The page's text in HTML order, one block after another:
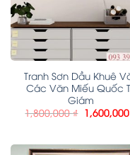
Tranh Sơn Dầu Khuê
Các Văn Miếu Quốc
Giám
1,800,000₫ 1,600,000